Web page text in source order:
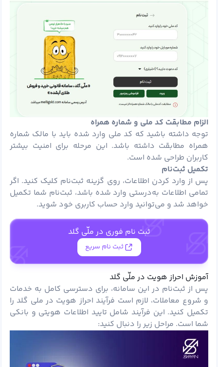
الزام مطابقت کد ملی و شماره همراه
توجه داشته باشید که کد ملی وارد شده باید با مالک شماره
همراه مطابقت داشته باشد. این مرحله برای امنیت بیشتر
کاربران طراحی شده است.
تکمیل ثبت‌نام
پس از وارد کردن اطلاعات، روی گزینه ثبت‌نام کلیک کنید. اگر
تمامی اطلاعات به‌درستی وارد شده باشد، ثبت‌نام شما تکمیل
خواهد شد و می‌توانید وارد حساب کاربری خود شوید.
ثبت نام فوری در ملّی گلد
ثبت نام سریع
آموزش احراز هویت در ملّی گلد
پس از ثبت‌نام در این سامانه، برای دسترسی کامل به خدمات
و شروع معاملات، لازم است فرآیند احراز هویت در ملی گلد را
تکمیل کنید. این فرآیند شامل تایید اطلاعات هویتی و بانکی
شما است. مراحل زیر را دنبال کنید: